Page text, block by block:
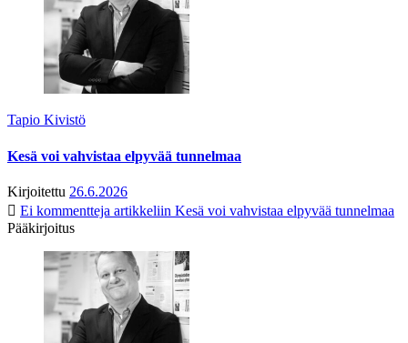
Tapio Kivistö
Kesä voi vahvistaa elpyvää tunnelmaa
Kirjoitettu 26.6.2026
Ei kommentteja artikkeliin Kesä voi vahvistaa elpyvää tunnelmaa
Pääkirjoitus